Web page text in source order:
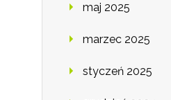
maj 2025
marzec 2025
styczeń 2025